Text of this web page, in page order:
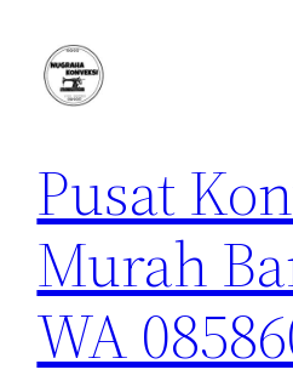
konten
Pusat
Murah
WA